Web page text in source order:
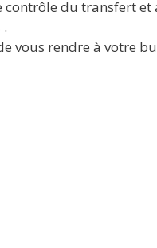
du transfert et
vous rendre à votre